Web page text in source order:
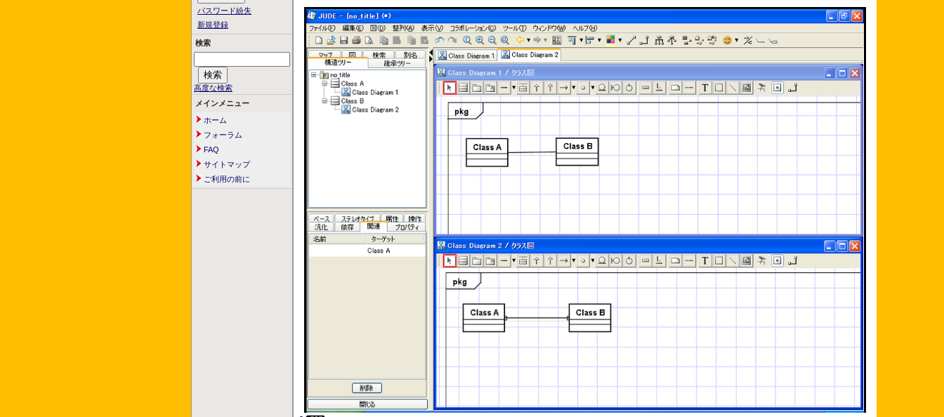
パスワード紛失
新規登録
検索
高度な検索
メインメニュー
ホーム
フォーラム
FAQ
サイトマップ
ご利用の前に